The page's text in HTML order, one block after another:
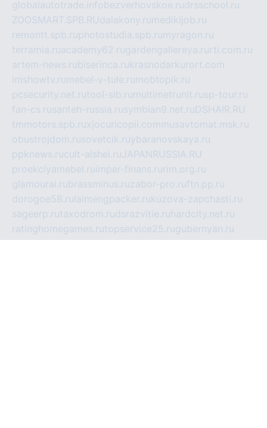
globalautotrade.info bezverhovskoe.rudrsschool.ru
ZOOSMART.SPB.RUdalakony.ru medikijob.ru
remontt.spb.ruphotostudia.spb.ru myragon.ru
terramia.ruacademy62.rugardengallereya.ru rti.com.ru
artem-news.rubiserinca.rukrasnodarkurort.com
imshowtv.ru mebel-v-tule.ru mobtopik.ru
pcsecurity.net.rutool-sib.ru multimetrunit.rusp-tour.ru
fan-cs.rusanteh-russia.rusymbian9.net.ruDSHAIR.RU
tmmotors.spb.ruxjocuricopii.com musavtomat.msk.ru
obustrojdom.rusovetcik.ruybaranovskaya.ru
ppknews.rucult-alshei.ruJAPANRUSSIA.RU
proekciyamebel.ru imper-finans.ru rim.org.ru
glamourai.rubrassminus.ruzabor-pro.ruftn.pp.ru
dorogoe58.ru laimengpacker.rukuzova-zapchasti.ru
sageerp.rutaxodrom.rudsrazvitie.ru hardcity.net.ru
ratinghomegames.rutopservice25.rugubernyan.ru
gtglasslined.ruii4.rutssport.spb.ruandorra24.com